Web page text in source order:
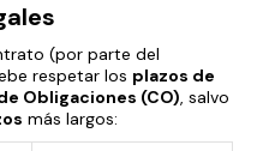
(por parte del
respetar los plazos de
Obligaciones (CO), salvo
más largos: